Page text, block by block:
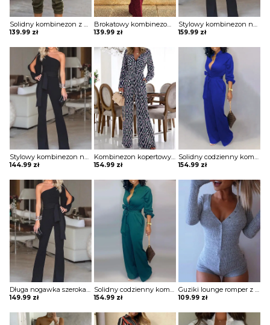
Solidny kombinezon z długim rękawem cargo Taru
139.99 zł
Brokatowy kombinezon bez rękawów z okrągłym dekoltem i cekinami Sheron
139.99 zł
Stylowy kombinezon na jedno ramię z rozcięciem rękawach Igballe
159.99 zł
Stylowy kombinezon na jedno ramię z rozcięciem rękawach Rahime
144.99 zł
Kombinezon kopertowy z szerokimi nogawkami w geometryczny wzór Rogeria
154.99 zł
Solidny codzienny kombinezon z kieszenią na guziki Eisine
154.99 zł
Długa nogawka szeroka bez rękawów asymetryczny dekolt wiązanie elegancki impreza kombinezon Nadia
149.99 zł
Solidny codzienny kombinezon z kieszenią na guziki Eisine
154.99 zł
Guziki lounge romper z długimi rękawami kombinezon Groa
109.99 zł